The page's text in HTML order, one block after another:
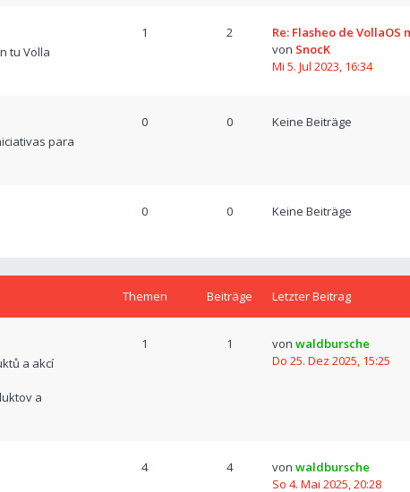
tu Volla
1 2
Re: Flasheo de VollaOS
von SnocK
Mi 5. Jul 2023, 16:34
para
0 0 Keine Beiträge
0 0 Keine Beiträge
Themen Beiträge Letzter Beitrag
a akcí
a
1 1 von waldbursche
Do 25. Dez 2025, 15:25
4 4 von waldbursche
So 4. Mai 2025, 20:28